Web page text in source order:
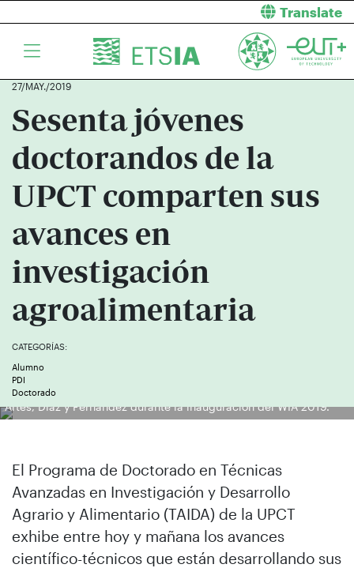
Translate
27/MAY./2019
Sesenta jóvenes
doctorandos de la
UPCT comparten sus
avances en
investigación
agroalimentaria
CATEGORÍAS:
Alumno
PDI
Doctorado
Artés, Díaz y Fernández durante la inauguración del WIA 2019.
El Programa de Doctorado en Técnicas
Avanzadas en Investigación y Desarrollo
Agrario y Alimentario (TAIDA) de la UPCT
exhibe entre hoy y mañana los avances
científico-técnicos que están desarrollando sus